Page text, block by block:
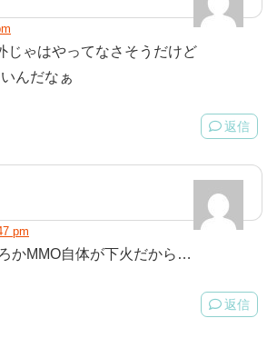
じゃはやってなさそうだけど
んだなぁ
返信
pm
かMMO自体が下火だから…
返信